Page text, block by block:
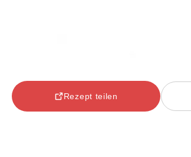
Rezept teilen